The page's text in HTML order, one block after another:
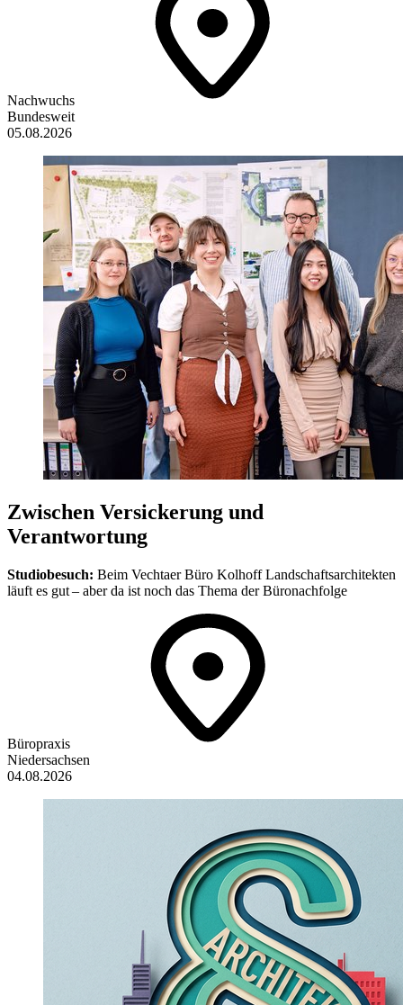
Nachwuchs
Bundesweit
05.08.2026
Zwischen Versickerung und
Verantwortung
Studiobesuch: Beim Vechtaer Büro Kolhoff Landschaftsarchitekten
läuft es gut – aber da ist noch das Thema der Büronachfolge
Büropraxis
Niedersachsen
04.08.2026